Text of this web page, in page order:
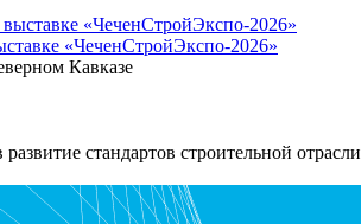
«ЧеченСтройЭкспо‑2026»
Кавказе
стандартов строительной отрасли